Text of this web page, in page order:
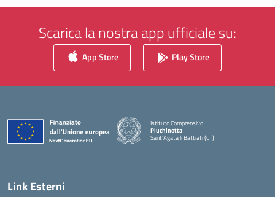
Scarica la nostra app ufficiale su:
App Store Play Store
Istituto Comprensivo
Pluchinotta
Sant'Agata li Battiati (CT)
— Visita la pagina iniziale della scuola
Link Esterni